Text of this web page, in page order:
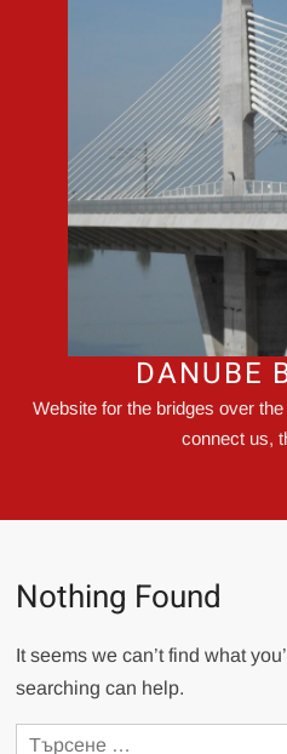
DANUBE
Website for the bridges over
connect us,
Nothing Found
It seems we can’t find what
searching can help.